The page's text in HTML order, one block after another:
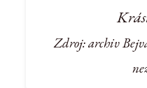
Zdroj: archiv